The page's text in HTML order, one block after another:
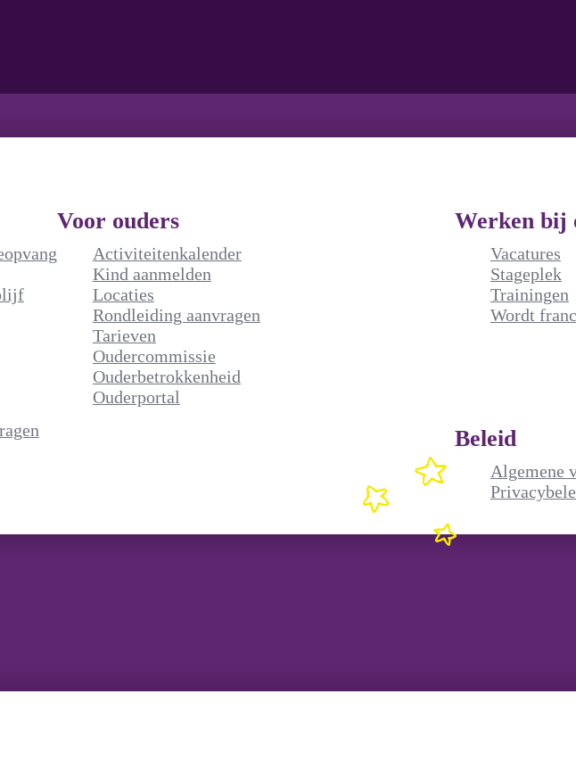
Voor ouders
Activiteitenkalender
Kind aanmelden
Locaties
Rondleiding aanvragen
Tarieven
Oudercommissie
Ouderbetrokkenheid
Ouderportal
Werken bij
Vacatures
Stageplek
Trainingen
Wordt
Beleid
Algemene
hoogte!